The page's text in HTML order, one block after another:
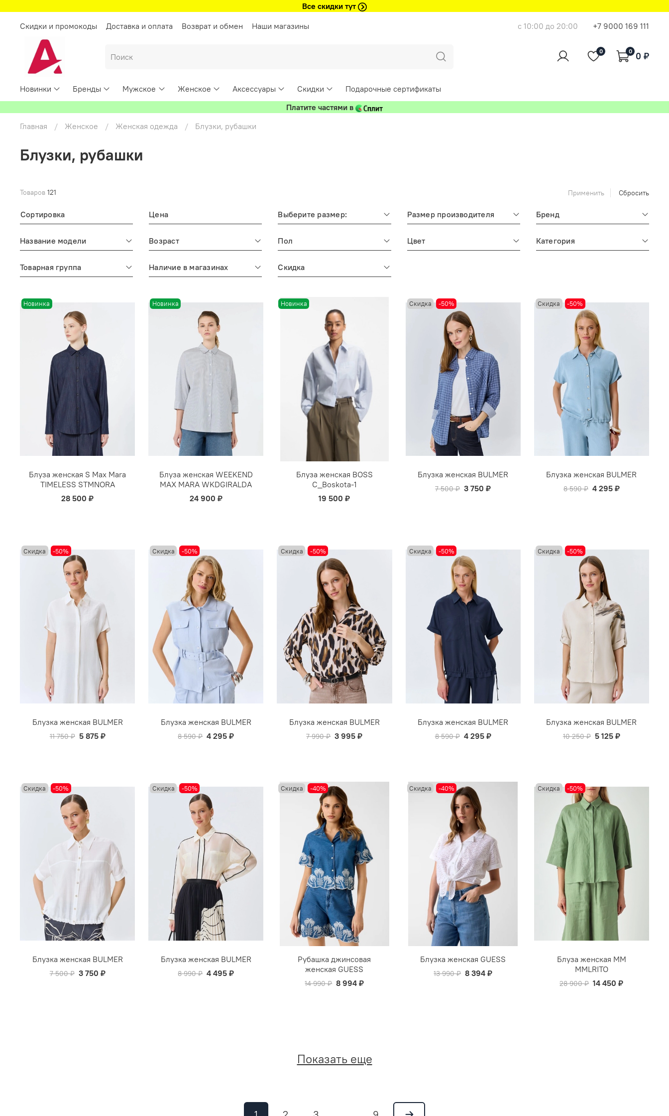
Все скидки тут
Скидки и промокоды
Доставка и оплата Возврат и обмен Наши магазины с 10:00 до 20:00 +7 9000 169 111
0 0 0 ₽
Новинки Бренды Мужское Женское Аксессуары Скидки
Подарочные сертификаты
Платите частями в
Главная
Женское Женская одежда Блузки, рубашки
Блузки, рубашки
Товаров 121 Применить Сбросить
Сортировка Цена Выберите размер: Размер производителя Бренд
Название модели Возраст Пол Цвет Категория
Товарная группа Наличие в магазинах Скидка
Новинка
Блуза женская S Max Mara
TIMELESS STMNORA
28 500 ₽
Новинка
Блуза женская WEEKEND
MAX MARA WKDGIRALDA
24 900 ₽
Новинка
Блуза женская BOSS
C_Boskota-1
19 500 ₽
Скидка -50%
Блузка женская BULMER
7 500 ₽ 3 750 ₽
Скидка -50%
Блузка женская BULMER
8 590 ₽ 4 295 ₽
Скидка -50%
Блузка женская BULMER
11 750 ₽ 5 875 ₽
Скидка -50%
Блузка женская BULMER
8 590 ₽ 4 295 ₽
Скидка -50%
Блузка женская BULMER
7 990 ₽ 3 995 ₽
Скидка -50%
Блузка женская BULMER
8 590 ₽ 4 295 ₽
Скидка -50%
Блузка женская BULMER
10 250 ₽ 5 125 ₽
Скидка -50%
Блузка женская BULMER
7 500 ₽ 3 750 ₽
Скидка -50%
Блузка женская BULMER
8 990 ₽ 4 495 ₽
Скидка -40%
Рубашка джинсовая
женская GUESS
14 990 ₽ 8 994 ₽
Скидка -40%
Блузка женская GUESS
13 990 ₽ 8 394 ₽
Скидка -50%
Блуза женская MM
MMLRITO
28 900 ₽ 14 450 ₽
Показать еще